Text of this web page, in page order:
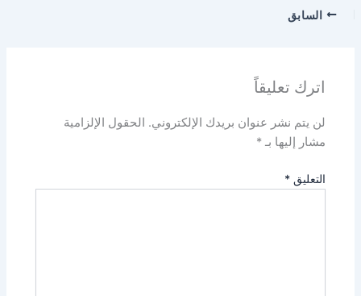
السابق
اترك تعليقاً
لن يتم نشر عنوان بريدك الإلكتروني.
الحقول الإلزامية
مشار إليها بـ*
التعليق*